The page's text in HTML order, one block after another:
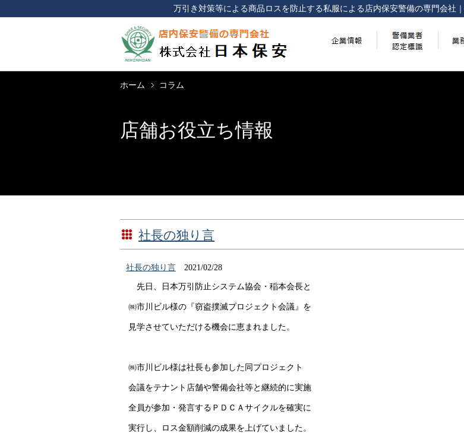
万引き対策等による商品ロスを防止する私服による店内保安警備の専門会社
ホーム コラム
店舗お役立ち情報
社長の独り言
社長の独り言 2021/02/28
先日、日本万引防止システム協会・稲本会長と
㈱市川ビル様の『窃盗撲滅プロジェクト会議』を
見学させていただける機会に恵まれました。
㈱市川ビル様は社長も参加した同プロジェクト
会議をテナント店舗や警備会社等と継続的に実施
全員が参加・発言するＰＤＣＡサイクルを確実に
実行し、ロス金額削減の成果を上げていました。